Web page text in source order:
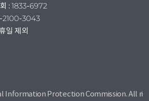
: 1833-6972
2100-3043
일 제외
Information Protection Commission. All ri